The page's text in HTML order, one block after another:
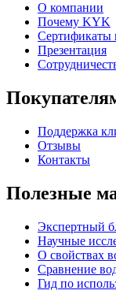
О компании
Почему KYK
Сертификаты
Презентация
Поддержка
Отзывы
Контакты
Полезные
Экспертный
Научные
О свойствах
Сравнение
Гид по